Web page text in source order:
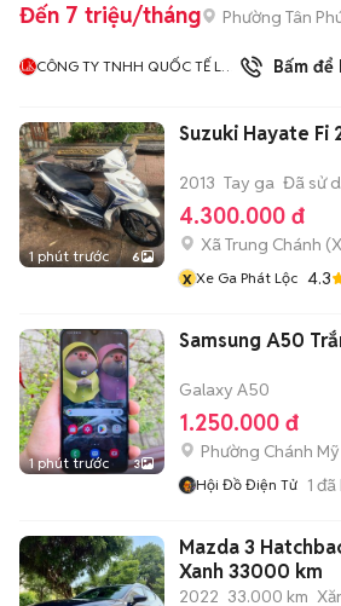
Đến 7 triệu/tháng Phường Tân
CÔNG TY TNHH QUỐC TẾ LÊ
Bấm để
1 phút trước 6
Suzuki Hayate Fi
2013 Tay ga Đã sử
4.300.000 đ
Xã Trung Chánh (
x Xe Ga Phát Lộc 4.3
1 phút trước 3
Samsung A50
Galaxy A50
1.250.000 đ
Phường Chánh Mỹ
Hội Đồ Điện Tử 1 đã
Mazda 3
Xanh 33000 km
2022 33.000 km